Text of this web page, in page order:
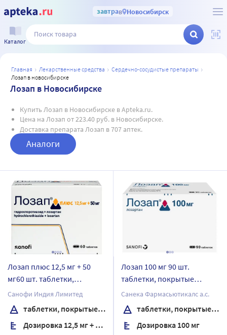
завтрав Новосибирск
Каталог
главная лекарственные средства
сердечно-сосудистые препараты
лозап в новосибирске
Лозап в Новосибирске
Купить Лозап в Новосибирске в Apteka.ru.
Цена на Лозап от 223.40 руб. в Новосибирске.
Доставка препарата Лозап в 707 аптек.
Аналоги
Лозап плюс 12,5 мг + 50
мг60 шт. таблетки,
покрытые пленочной
оболочкой
Санофи Индия Лимитед
таблетки, покрытые пленочной оболочкой
Дозировка 12,5 мг + 50 мг
Лозап 100 мг 90 шт.
таблетки, покрытые
пленочной оболочкой
Санека Фармасьютикалс а.с.
таблетки, покрытые пленочной оболочкой
Дозировка 100 мг